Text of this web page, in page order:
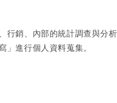
銷、內部的統計調查與分
進行個人資料蒐集。